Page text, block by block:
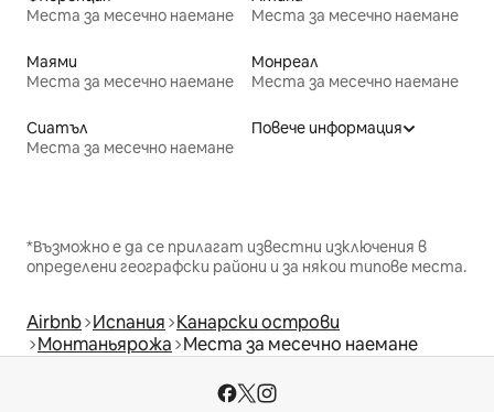
Места за месечно наемане
Места за месечно наемане
Маями
Места за месечно наемане
Монреал
Места за месечно наемане
Сиатъл
Места за месечно наемане
Повече информация
*Възможно е да се прилагат известни изключения в
определени географски райони и за някои типове места.
Airbnb Испания Канарски острови
Монтаньярожа Места за месечно наемане